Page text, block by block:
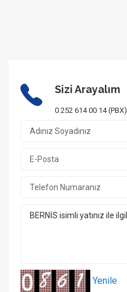
Sizi Arayalım
0 252 614 00 14 (PBX)
Yenile